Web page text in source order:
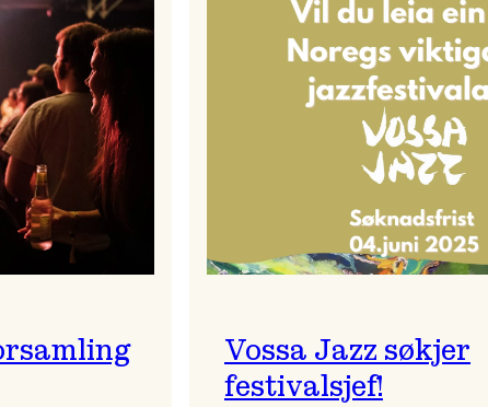
van Etten
Vossa Jazz søkjer
festivalsjef!